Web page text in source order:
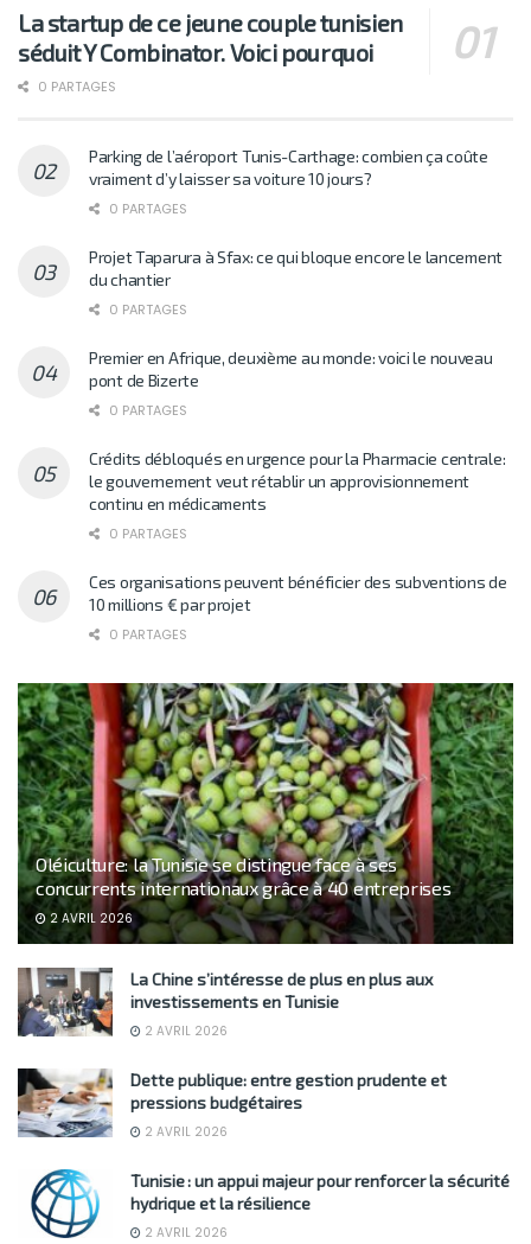
La startup de ce jeune couple tunisien
séduit Y Combinator. Voici pourquoi
0 PARTAGES
Parking de l’aéroport Tunis-Carthage: combien ça coûte
vraiment d’y laisser sa voiture 10 jours?
0 PARTAGES
Projet Taparura à Sfax: ce qui bloque encore le lancement
du chantier
0 PARTAGES
Premier en Afrique, deuxième au monde: voici le nouveau
pont de Bizerte
0 PARTAGES
Crédits débloqués en urgence pour la Pharmacie centrale:
le gouvernement veut rétablir un approvisionnement
continu en médicaments
0 PARTAGES
Ces organisations peuvent bénéficier des subventions de
10 millions € par projet
0 PARTAGES
Oléiculture: la Tunisie se distingue face à ses
concurrents internationaux grâce à 40 entreprises
2 AVRIL 2026
La Chine s’intéresse de plus en plus aux
investissements en Tunisie
2 AVRIL 2026
Dette publique: entre gestion prudente et
pressions budgétaires
2 AVRIL 2026
Tunisie : un appui majeur pour renforcer la sécurité
hydrique et la résilience
2 AVRIL 2026